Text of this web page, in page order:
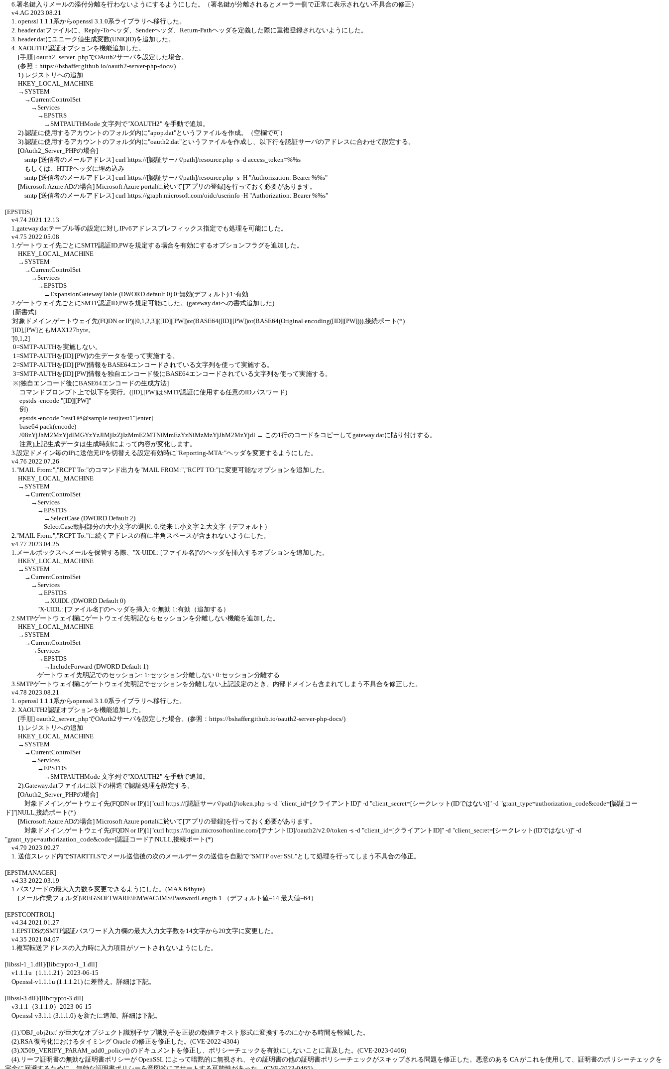
6.署名鍵入りメールの添付分離を行わないようにするようにした。（署名鍵が分離されるとメーラー側で正常に表示されない不具合の修正）
v4.AG 2023.08.21
1. openssl 1.1.1系からopenssl 3.1.0系ライブラリへ移行した。
2. header.datファイルに、Reply-Toヘッダ、Senderヘッダ、Return-Pathヘッダを定義した際に重複登録されないようにした。
3. header.datにユニーク値生成変数(UNIQID)を追加した。
4. XAOUTH2認証オプションを機能追加した。
[手順] oauth2_server_phpでOAuth2サーバを設定した場合。
(参照：https://bshaffer.github.io/oauth2-server-php-docs/)
1).レジストリへの追加
HKEY_LOCAL_MACHINE
→SYSTEM
→CurrentControlSet
→Services
→EPSTRS
→SMTPAUTHMode 文字列で"XOAUTH2" を手動で追加。
2).認証に使用するアカウントのフォルダ内に"apop.dat"というファイルを作成。（空欄で可）
3).認証に使用するアカウントのフォルダ内に"oauth2.dat"というファイルを作成し、以下行を認証サーバのアドレスに合わせて設定する。
[OAuth2_Server_PHPの場合]
smtp [送信者のメールアドレス] curl https://[認証サーバ/path]/resource.php -s -d access_token=%%s
もしくは、HTTPヘッダに埋め込み
smtp [送信者のメールアドレス] curl https://[認証サーバ/path]/resource.php -s -H "Authorization: Bearer %%s"
[Microsoft Azure ADの場合] Microsoft Azure portalに於いて[アプリの登録]を行っておく必要があります。
smtp [送信者のメールアドレス] curl https://graph.microsoft.com/oidc/userinfo -H "Authorization: Bearer %%s"
[EPSTDS]
v4.74 2021.12.13
1.gateway.datテーブル等の設定に対しIPv6アドレスプレフィックス指定でも処理を可能にした。
v4.75 2022.05.08
1.ゲートウェイ先ごとにSMTP認証ID,PWを規定する場合を有効にするオプションフラグを追加した。
HKEY_LOCAL_MACHINE
→SYSTEM
→CurrentControlSet
→Services
→EPSTDS
→ExpansionGatewayTable (DWORD default 0) 0:無効(デフォルト) 1:有効
2.ゲートウェイ先ごとにSMTP認証ID,PWを規定可能にした。(gateway.datへの書式追加した)
[新書式]
'対象ドメイン,ゲートウェイ先(FQDN or IP)|[0,1,2,3]|([ID]|[PW])or(BASE64([ID]|[PW])or(BASE64(Original encoding([ID]|[PW]))),接続ポート(*)
'[ID],[PW]ともMAX127byte。
'[0,1,2]
0=SMTP-AUTHを実施しない。
1=SMTP-AUTHを[ID]|[PW]の生データを使って実施する。
2=SMTP-AUTHを[ID]|[PW]情報をBASE64エンコードされている文字列を使って実施する。
3=SMTP-AUTHを[ID]|[PW]情報を独自エンコード後にBASE64エンコードされている文字列を使って実施する。
※[独自エンコード後にBASE64エンコードの生成方法]
コマンドプロンプト上で以下を実行。([ID],[PW]はSMTP認証に使用する任意のID,パスワード)
epstds -encode "[ID]|[PW]"
例)
epstds -encode "test1＠@sample.test|test1"[enter]
base64 pack(encode)
/08zYjJhM2MzYjdlMGYzYzJlMjIzZjIzMmE2MTNiMmEzYzNiMzMzYjJhM2MzYjdl ← この1行のコードをコピーしてgateway.datに貼り付けする。
注意)上記生成データは生成時刻によって内容が変化します。
3.設定ドメイン毎のIPに送信元IPを切替える設定有効時に"Reporting-MTA:"ヘッダを変更するようにした。
v4.76 2022.07.26
1."MAIL From:","RCPT To:"のコマンド出力を"MAIL FROM:","RCPT TO:"に変更可能なオプションを追加した。
HKEY_LOCAL_MACHINE
→SYSTEM
→CurrentControlSet
→Services
→EPSTDS
→SelectCase (DWORD Default 2)
SelectCase動詞部分の大小文字の選択: 0:従来 1:小文字 2:大文字（デフォルト）
2."MAIL From:","RCPT To:"に続くアドレスの前に半角スペースが含まれないようにした。
v4.77 2023.04.25
1.メールボックスへメールを保管する際、"X-UIDL: [ファイル名]"のヘッダを挿入するオプションを追加した。
HKEY_LOCAL_MACHINE
→SYSTEM
→CurrentControlSet
→Services
→EPSTDS
→XUIDL (DWORD Default 0)
"X-UIDL: [ファイル名]"のヘッダを挿入: 0:無効 1:有効（追加する）
2.SMTPゲートウェイ欄にゲートウェイ先明記ならセッションを分離しない機能を追加した。
HKEY_LOCAL_MACHINE
→SYSTEM
→CurrentControlSet
→Services
→EPSTDS
→IncludeForward (DWORD Default 1)
ゲートウェイ先明記でのセッション: 1:セッション分離しない 0:セッション分離する
3.SMTPゲートウェイ欄にゲートウェイ先明記でセッションを分離しない上記設定のとき、内部ドメインも含まれてしまう不具合を修正した。
v4.78 2023.08.21
1. openssl 1.1.1系からopenssl 3.1.0系ライブラリへ移行した。
2. XAOUTH2認証オプションを機能追加した。
[手順] oauth2_server_phpでOAuth2サーバを設定した場合。(参照：https://bshaffer.github.io/oauth2-server-php-docs/)
1).レジストリへの追加
HKEY_LOCAL_MACHINE
→SYSTEM
→CurrentControlSet
→Services
→EPSTDS
→SMTPAUTHMode 文字列で"XOAUTH2" を手動で追加。
2).Gateway.datファイルに以下の構造で認証処理を設定する。
[OAuth2_Server_PHPの場合]
対象ドメイン,ゲートウェイ先(FQDN or IP)|1|"curl https://[認証サーバ/path]/token.php -s -d "client_id=[クライアントID]" -d "client_secret=[シークレット(IDではない)]" -d "grant_type=authorization_code&code=[認証コー
ド]"|NULL,接続ポート(*)
[Microsoft Azure ADの場合] Microsoft Azure portalに於いて[アプリの登録]を行っておく必要があります。
対象ドメイン,ゲートウェイ先(FQDN or IP)|1|"curl https://login.microsoftonline.com/[テナントID]/oauth2/v2.0/token -s -d "client_id=[クライアントID]" -d "client_secret=[シークレット(IDではない)]" -d
"grant_type=authorization_code&code=[認証コード]"|NULL,接続ポート(*)
v4.79 2023.09.27
1. 送信スレッド内でSTARTTLSでメール送信後の次のメールデータの送信を自動で"SMTP over SSL"として処理を行ってしまう不具合の修正。
[EPSTMANAGER]
v4.33 2022.03.19
1.パスワードの最大入力数を変更できるようにした。(MAX 64byte)
[メール作業フォルダ]\REG\SOFTWARE\EMWAC\IMS\PasswordLength.1 （デフォルト値=14 最大値=64）
[EPSTCONTROL]
v4.34 2021.01.27
1.EPSTDSのSMTP認証パスワード入力欄の最大入力文字数を14文字から20文字に変更した。
v4.35 2021.04.07
1.複写転送アドレスの入力時に入力項目がソートされないようにした。
[libssl-1_1.dll]/[libcrypto-1_1.dll]
v1.1.1u（1.1.1.21）2023-06-15
Openssl-v1.1.1u (1.1.1.21) に差替え。詳細は下記。
[libssl-3.dll]/[libcrypto-3.dll]
v3.1.1（3.1.1.0）2023-06-15
Openssl-v3.1.1 (3.1.1.0) を新たに追加。詳細は下記。
(1).'OBJ_obj2txt' が巨大なオブジェクト識別子サブ識別子を正規の数値テキスト形式に変換するのにかかる時間を軽減した。
(2).RSA 復号化におけるタイミング Oracle の修正を修正した。(CVE-2022-4304)
(3).X509_VERIFY_PARAM_add0_policy() のドキュメントを修正し、ポリシーチェックを有効にしないことに言及した。(CVE-2023-0466)
(4).リーフ証明書の無効な証明書ポリシーが OpenSSL によって暗黙的に無視され、その証明書の他の証明書ポリシーチェックがスキップされる問題を修正した。悪意のある CA がこれを使用して、証明書のポリシーチェックを